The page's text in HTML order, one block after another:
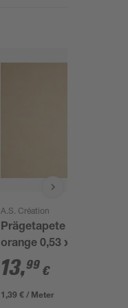
A.S. Création
Prägetapete 'Azzuro'
orange 0,53 x 10,05 m
13,99 €
1,39 € / Meter